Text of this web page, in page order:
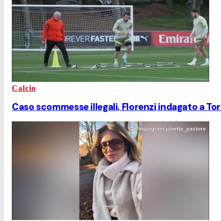
Calcio
Caso scommesse illegali, Florenzi indagato a